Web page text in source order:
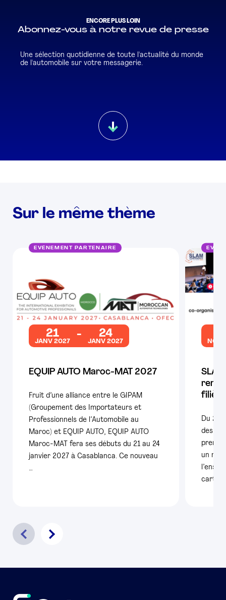
ENCORE PLUS LOIN
Abonnez-vous à notre revue de presse
Une sélection quotidienne de toute l'actualité du monde
de l'automobile sur votre messagerie.
Sur le même thème
EVÉNEMENT PARTENAIRE
21
JANV 2027
24
JANV 2027
EQUIP AUTO Maroc-MAT 2027
Fruit d’une alliance entre le GIPAM
(Groupement des Importateurs et
Professionnels de l’Automobile au
Maroc) et EQUIP AUTO, EQUIP AUTO
Maroc-MAT fera ses débuts du 21 au 24
janvier 2027 à Casablanca. Ce nouveau
…
NOV
Du 25
des
un
carte